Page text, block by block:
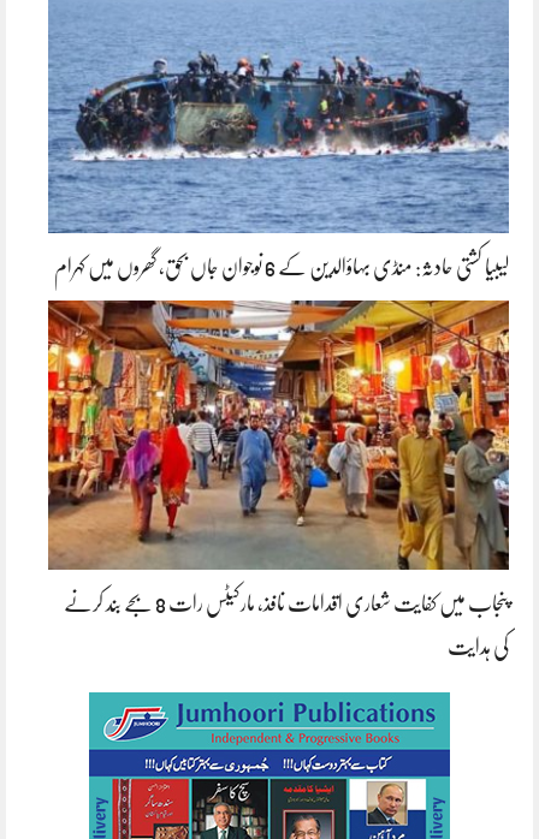
لیبیا کشتی حادثہ: منڈی بہاؤالدین کے 6 نوجوان جاں بحق، گھروں میں کہرام
پنجاب میں کفایت شعاری اقدامات نافذ، مارکیٹس رات 8 بجے بند کرنے
کی ہدایت